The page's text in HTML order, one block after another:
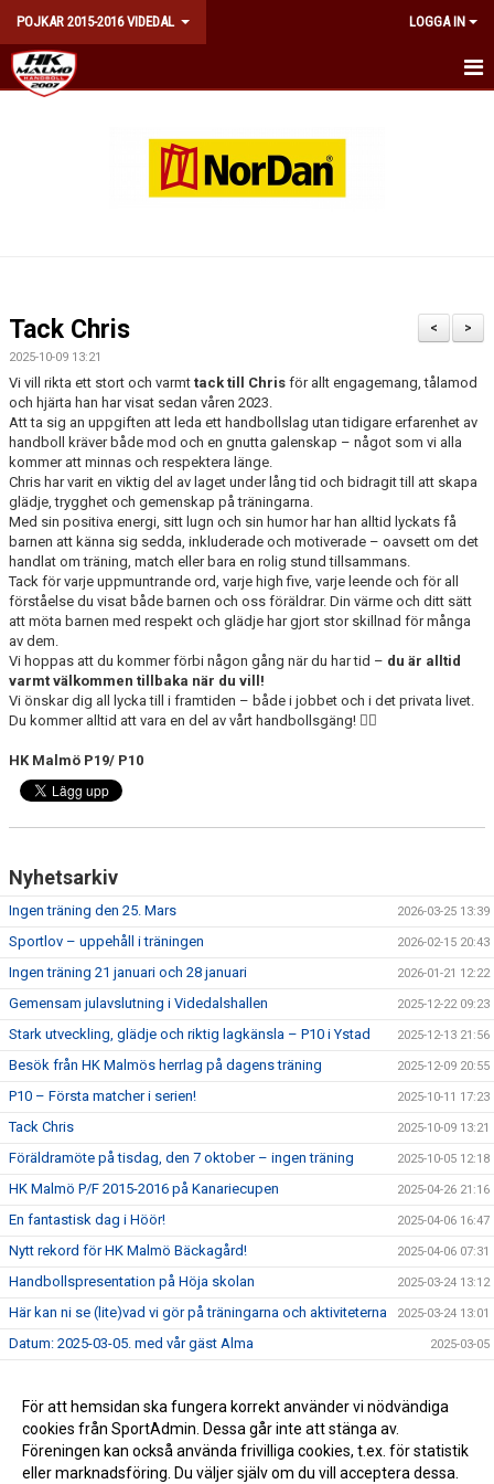
POJKAR 2015-2016 VIDEDAL LOGGA IN
KONTAKT
DOKUMENT
>
<
Tack Chris
2025-10-09 13:21
Vi vill rikta ett stort och varmt tack till Chris för allt engagemang, tålamod
och hjärta han har visat sedan våren 2023.
Att ta sig an uppgiften att leda ett handbollslag utan tidigare erfarenhet av
handboll kräver både mod och en gnutta galenskap – något som vi alla
kommer att minnas och respektera länge.
Chris har varit en viktig del av laget under lång tid och bidragit till att skapa
glädje, trygghet och gemenskap på träningarna.
Med sin positiva energi, sitt lugn och sin humor har han alltid lyckats få
barnen att känna sig sedda, inkluderade och motiverade – oavsett om det
handlat om träning, match eller bara en rolig stund tillsammans.
Tack för varje uppmuntrande ord, varje high five, varje leende och för all
förståelse du visat både barnen och oss föräldrar. Din värme och ditt sätt
att möta barnen med respekt och glädje har gjort stor skillnad för många
av dem.
Vi hoppas att du kommer förbi någon gång när du har tid – du är alltid
varmt välkommen tillbaka när du vill!
Vi önskar dig all lycka till i framtiden – både i jobbet och i det privata livet.
Du kommer alltid att vara en del av vårt handbollsgäng! 🤾‍♂️
HK Malmö P19/ P10
Nyhetsarkiv
Ingen träning den 25. Mars 2026-03-25 13:39
Sportlov – uppehåll i träningen 2026-02-15 20:43
Ingen träning 21 januari och 28 januari 2026-01-21 12:22
Gemensam julavslutning i Videdalshallen 2025-12-22 09:23
Stark utveckling, glädje och riktig lagkänsla – P10 i Ystad 2025-12-13 21:56
Besök från HK Malmös herrlag på dagens träning 2025-12-09 20:55
P10 – Första matcher i serien! 2025-10-11 17:23
Tack Chris 2025-10-09 13:21
Föräldramöte på tisdag, den 7 oktober – ingen träning 2025-10-05 12:18
HK Malmö P/F 2015-2016 på Kanariecupen 2025-04-26 21:16
En fantastisk dag i Höör! 2025-04-06 16:47
Nytt rekord för HK Malmö Bäckagård! 2025-04-06 07:31
Handbollspresentation på Höja skolan 2025-03-24 13:12
Här kan ni se (lite)vad vi gör på träningarna och aktiviteterna 2025-03-24 13:01
Datum: 2025-03-05. med vår gäst Alma 2025-03-05
Avslutning 25/5 2021-05-12 19:21
Bollskolan startar 26/1 2021-01-22 23:01
För att hemsidan ska fungera korrekt använder vi nödvändiga
cookies från SportAdmin. Dessa går inte att stänga av.
Föreningen kan också använda frivilliga cookies, t.ex. för statistik
eller marknadsföring. Du väljer själv om du vill acceptera dessa.